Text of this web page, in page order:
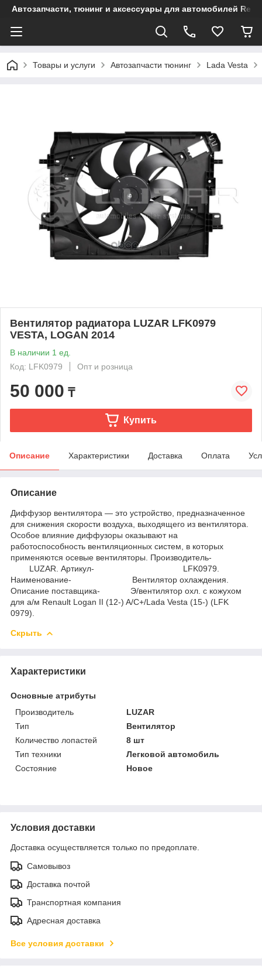
Автозапчасти, тюнинг и аксессуары для автомобилей
Товары и услуги Автозапчасти тюнинг Lada Vesta
Вентилятор радиатора LUZAR LFK0979
VESTA, LOGAN 2014
В наличии 1 ед.
Код: LFK0979
Опт и розница
50 000 ₸
Купить
Описание Характеристики Доставка Оплата
Описание
Диффузор вентилятора — это устройство, предназначенное
для снижения скорости воздуха, выходящего из вентилятора.
Особое влияние диффузоры оказывают на
работоспособность вентиляционных систем, в которых
применяются осевые вентиляторы. Производитель-
LUZAR. Артикул- LFK0979.
Наименование- Вентилятор охлаждения.
Описание поставщика- Э/вентилятор охл. с кожухом
для а/м Renault Logan II (12-) A/C+/Lada Vesta (15-) (LFK
0979).
Скрыть
Характеристики
Основные атрибуты
Производитель
LUZAR
Тип
Вентилятор
Количество лопастей
8 шт
Тип техники
Легковой автомобиль
Состояние
Новое
Условия доставки
Доставка осуществляется только по предоплате.
Самовывоз
Доставка почтой
Транспортная компания
Адресная доставка
Все условия доставки